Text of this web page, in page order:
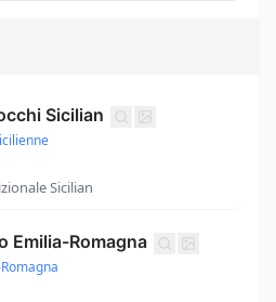
Sicilian
Sicilian
Emilia-Romagna